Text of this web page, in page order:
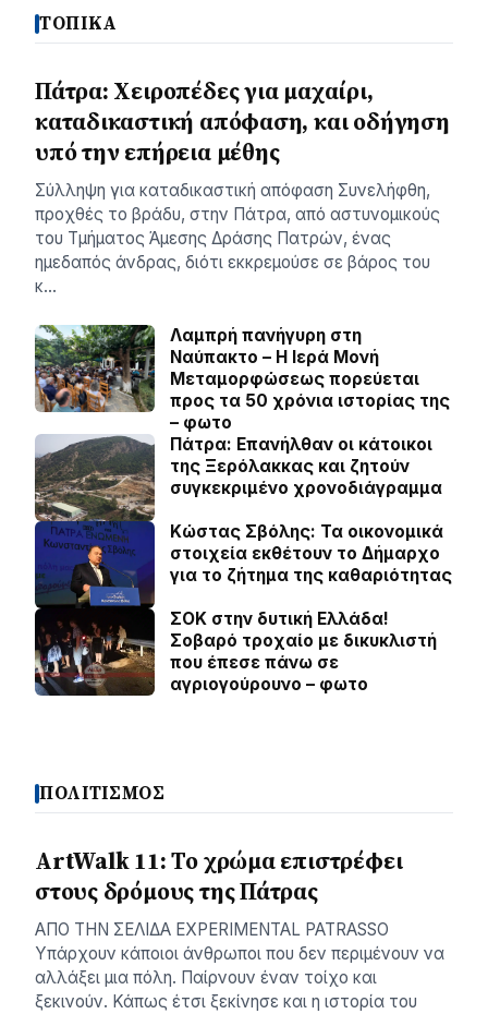
ΤΟΠΙΚΑ
Πάτρα: Χειροπέδες για μαχαίρι,
καταδικαστική απόφαση, και οδήγηση
υπό την επήρεια μέθης
Σύλληψη για καταδικαστική απόφαση Συνελήφθη,
προχθές το βράδυ, στην Πάτρα, από αστυνομικούς
του Τμήματος Άμεσης Δράσης Πατρών, ένας
ημεδαπός άνδρας, διότι εκκρεμούσε σε βάρος του
κ…
Λαμπρή πανήγυρη στη
Ναύπακτο – Η Ιερά Μονή
Μεταμορφώσεως πορεύεται
προς τα 50 χρόνια ιστορίας της
– φωτο
Πάτρα: Επανήλθαν οι κάτοικοι
της Ξερόλακκας και ζητούν
συγκεκριμένο χρονοδιάγραμμα
Κώστας Σβόλης: Τα οικονομικά
στοιχεία εκθέτουν το Δήμαρχο
για το ζήτημα της καθαριότητας
ΣΟΚ στην δυτική Ελλάδα!
Σοβαρό τροχαίο με δικυκλιστή
που έπεσε πάνω σε
αγριογούρουνο – φωτο
ΠΟΛΙΤΙΣΜΟΣ
ArtWalk 11: Το χρώμα επιστρέφει
στους δρόμους της Πάτρας
AΠΟ ΤΗΝ ΣΕΛΙΔΑ EXPERIMENTAL PATRASSO
Υπάρχουν κάποιοι άνθρωποι που δεν περιμένουν να
αλλάξει μια πόλη. Παίρνουν έναν τοίχο και
ξεκινούν. Κάπως έτσι ξεκίνησε και η ιστορία του